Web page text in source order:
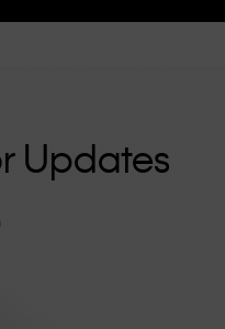
Updates